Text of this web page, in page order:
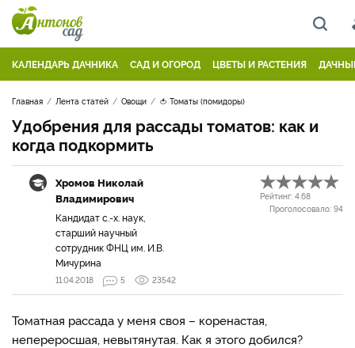
КАЛЕНДАРЬ ДАЧНИКА САД И ОГОРОД ЦВЕТЫ И РАСТЕНИЯ
Главная Лента статей Овощи 🍅 Томаты (помидоры)
Удобрения для рассады томатов: как и
когда подкормить
Хромов Николай
Владимирович
Кандидат с.-х. наук,
старший научный
сотрудник ФНЦ им. И.В.
Мичурина
Рейтинг: 4.68
Проголосовало: 94
11.04.2018 5 23542
Томатная рассада у меня своя – коренастая,
непереросшая, невытянутая. Как я этого добился?